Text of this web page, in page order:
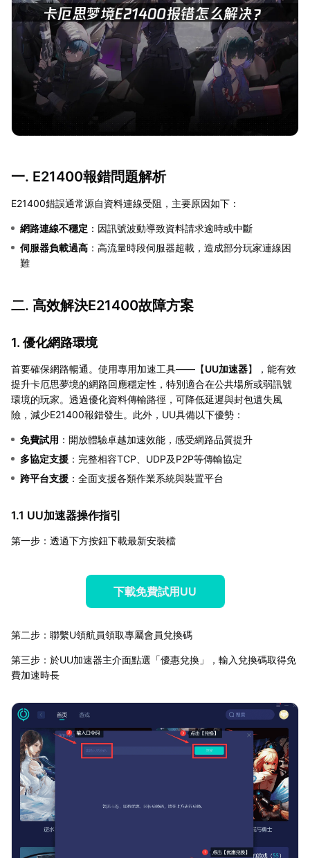
一. E21400報錯問題解析
E21400錯誤通常源自資料連線受阻，主要原因如下：
網路連線不穩定 ：因訊號波動導致資料請求逾時或中斷
伺服器負載過高 ：高流量時段伺服器超載，造成部分玩家連線困
難
二. 高效解決E21400故障方案
1. 優化網路環境
首要確保網路暢通。使用專用加速工具——【UU加速器】，能有效
提升卡厄思夢境的網路回應穩定性，特別適合在公共場所或弱訊號
環境的玩家。透過優化資料傳輸路徑，可降低延遲與封包遺失風
險，減少E21400報錯發生。此外，UU具備以下優勢：
免費試用 ：開放體驗卓越加速效能，感受網路品質提升
多協定支援 ：完整相容TCP、UDP及P2P等傳輸協定
跨平台支援 ：全面支援各類作業系統與裝置平台
1.1 UU加速器操作指引
第一步：透過下方按鈕下載最新安裝檔
下載免費試用UU
第二步：聯繫U領航員領取專屬會員兌換碼
第三步：於UU加速器主介面點選「優惠兌換」，輸入兌換碼取得免
費加速時長